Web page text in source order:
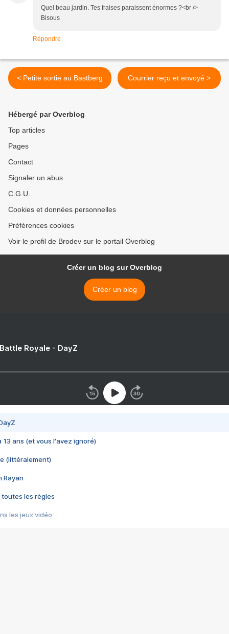
Quel beau jardin. Tes fraises paraissent énormes ?<br />
Bisous
Répondre
< Petite sortie au Bastberg Courrier reçu et envoyé >
Hébergé par Overblog
Top articles
Pages
Contact
Signaler un abus
C.G.U.
Cookies et données personnelles
Préférences cookies
Voir le profil de Brodev sur le portail Overblog
Créer un blog sur Overblog
Créer un blog
Royale - DayZ
13 ans (et vous l'avez ignoré)
(littéralement)
Rayan
toutes les règles
les jeux vidéo